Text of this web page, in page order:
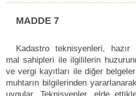
MADDE 7
Kadastro teknisyenleri, hazır
mal sahipleri ile ilgililerin
ve vergi kayıtları ile diğer
muhtarın bilgilerinden